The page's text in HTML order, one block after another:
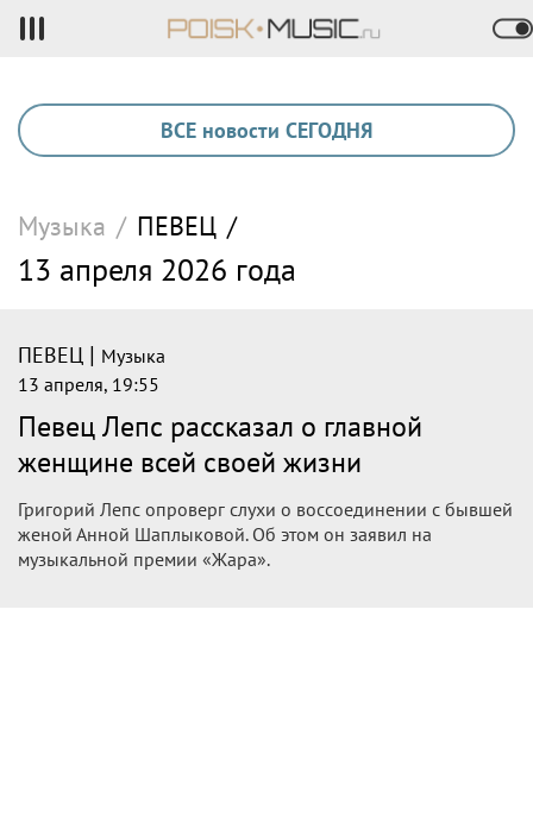
ВСЕ новости СЕГОДНЯ
Музыка / ПЕВЕЦ /
13 апреля 2026 года
ПЕВЕЦ | Музыка
13 апреля, 19:55
Певец Лепс рассказал о главной
женщине всей своей жизни
Григорий Лепс опроверг слухи о воссоединении с бывшей
женой Анной Шаплыковой. Об этом он заявил на
музыкальной премии «Жара».